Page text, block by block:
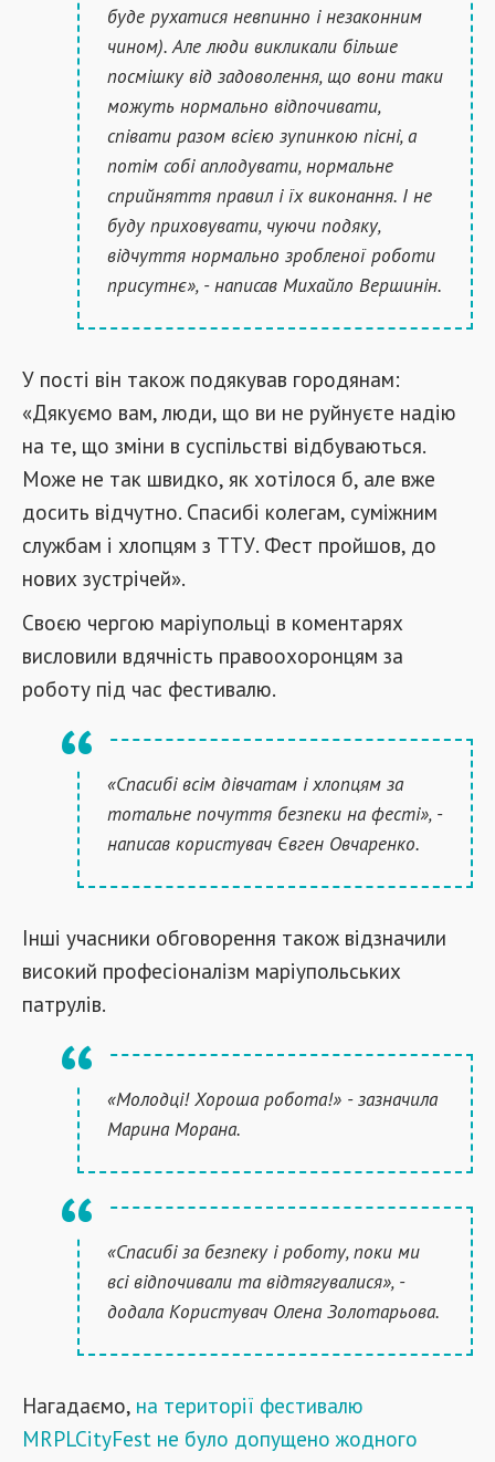
буде рухатися невпинно і незаконним
чином). Але люди викликали більше
посмішку від задоволення, що вони таки
можуть нормально відпочивати,
співати разом всією зупинкою пісні, а
потім собі аплодувати, нормальне
сприйняття правил і їх виконання. І не
буду приховувати, чуючи подяку,
відчуття нормально зробленої роботи
присутнє», - написав Михайло Вершинін.
У пості він також подякував городянам:
«Дякуємо вам, люди, що ви не руйнуєте надію
на те, що зміни в суспільстві відбуваються.
Може не так швидко, як хотілося б, але вже
досить відчутно. Спасибі колегам, суміжним
службам і хлопцям з ТТУ. Фест пройшов, до
нових зустрічей».
Своєю чергою маріупольці в коментарях
висловили вдячність правоохоронцям за
роботу під час фестивалю.
«Спасибі всім дівчатам і хлопцям за
тотальне почуття безпеки на фесті», -
написав користувач Євген Овчаренко.
Інші учасники обговорення також відзначили
високий професіоналізм маріупольських
патрулів.
«Молодці! Хороша робота!» - зазначила
Марина Морана.
«Спасибі за безпеку і роботу, поки ми
всі відпочивали та відтягувалися», -
додала Користувач Олена Золотарьова.
Нагадаємо, на території фестивалю
MRPLCityFest не було допущено жодного